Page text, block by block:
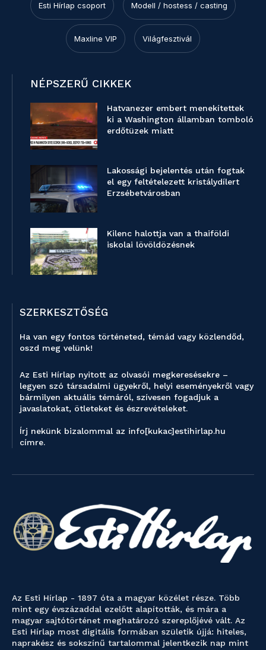
Esti Hírlap csoport Modell / hostess / casting
Maxline VIP Világfesztivál
NÉPSZERŰ CIKKEK
Hatvanezer embert menekítettek
ki a Washington államban tomboló
erdőtüzek miatt
Lakossági bejelentés után fogtak
el egy feltételezett kristálydílert
Erzsébetvárosban
Kilenc halottja van a thaiföldi
iskolai lövöldözésnek
SZERKESZTŐSÉG
Ha van egy fontos történeted, témád vagy közlendőd,
oszd meg velünk!
Az Esti Hírlap nyitott az olvasói megkeresésekre –
legyen szó társadalmi ügyekről, helyi eseményekről vagy
bármilyen aktuális témáról, szívesen fogadjuk a
javaslatokat, ötleteket és észrevételeket.
Írj nekünk bizalommal az info[kukac]estihirlap.hu
címre.
Az Esti Hírlap - 1897 óta a magyar közélet része. Több
mint egy évszázaddal ezelőtt alapították, és mára a
magyar sajtótörténet meghatározó szereplőjévé vált. Az
Esti Hírlap most digitális formában születik újjá: hiteles,
naprakész és sokszínű tartalommal jelentkezik nap mint